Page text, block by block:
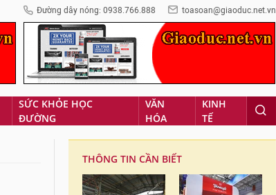
Đường dây nóng: 0938.766.888 toasoan@giaoduc.net.vn
SỨC KHỎE HỌC
ĐƯỜNG
VĂN
HÓA
KINH
TẾ
THÔNG TIN CẦN BIẾT